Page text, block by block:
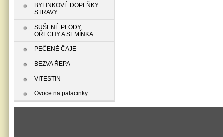
BYLINKOVÉ DOPLŇKY
STRAVY
SUŠENÉ PLODY,
OŘECHY A SEMÍNKA
PEČENÉ ČAJE
BEZVA ŘEPA
VITESTIN
Ovoce na palačinky